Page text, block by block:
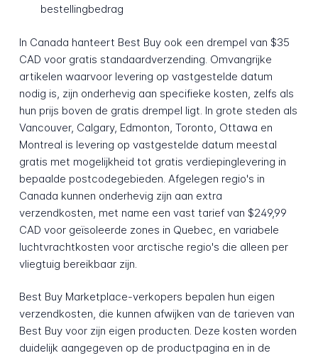
bestellingbedrag
In Canada hanteert Best Buy ook een drempel van $35
CAD voor gratis standaardverzending. Omvangrijke
artikelen waarvoor levering op vastgestelde datum
nodig is, zijn onderhevig aan specifieke kosten, zelfs als
hun prijs boven de gratis drempel ligt. In grote steden als
Vancouver, Calgary, Edmonton, Toronto, Ottawa en
Montreal is levering op vastgestelde datum meestal
gratis met mogelijkheid tot gratis verdiepinglevering in
bepaalde postcodegebieden. Afgelegen regio's in
Canada kunnen onderhevig zijn aan extra
verzendkosten, met name een vast tarief van $249,99
CAD voor geïsoleerde zones in Quebec, en variabele
luchtvrachtkosten voor arctische regio's die alleen per
vliegtuig bereikbaar zijn.
Best Buy Marketplace-verkopers bepalen hun eigen
verzendkosten, die kunnen afwijken van de tarieven van
Best Buy voor zijn eigen producten. Deze kosten worden
duidelijk aangegeven op de productpagina en in de